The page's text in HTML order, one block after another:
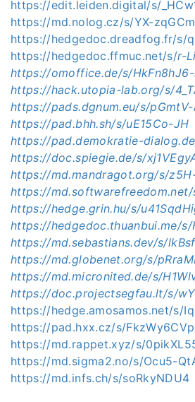
https://edit.leiden.digital/s/
https://md.nolog.cz/s/YX-
https://hedgedoc.dreadfog.fr/s/
https://hedgedoc.ffmuc.net/s/r-
https://omoffice.de/s/
https://hack.utopia-lab.org/s/
https://pads.dgnum.eu/s/pGmtV-
https://pad.bhh.sh/s/uE15Co-JH
https://pad.demokratie-
https://doc.spiegie.de/s/
https://md.mandragot.org/s/
https://md.softwarefreedom.net/
https://hedge.grin.hu/s/
https://hedgedoc.thuanbui.me/s/
https://md.sebastians.dev/s/
https://md.globenet.org/s/
https://md.micronited.de/s/
https://doc.projectsegfau.lt/s/
https://hedge.amosamos.net/s/
https://pad.hxx.cz/s/
https://md.rappet.xyz/s/
https://md.sigma2.no/s/Ocu5-
https://md.infs.ch/s/soRkyNDU4